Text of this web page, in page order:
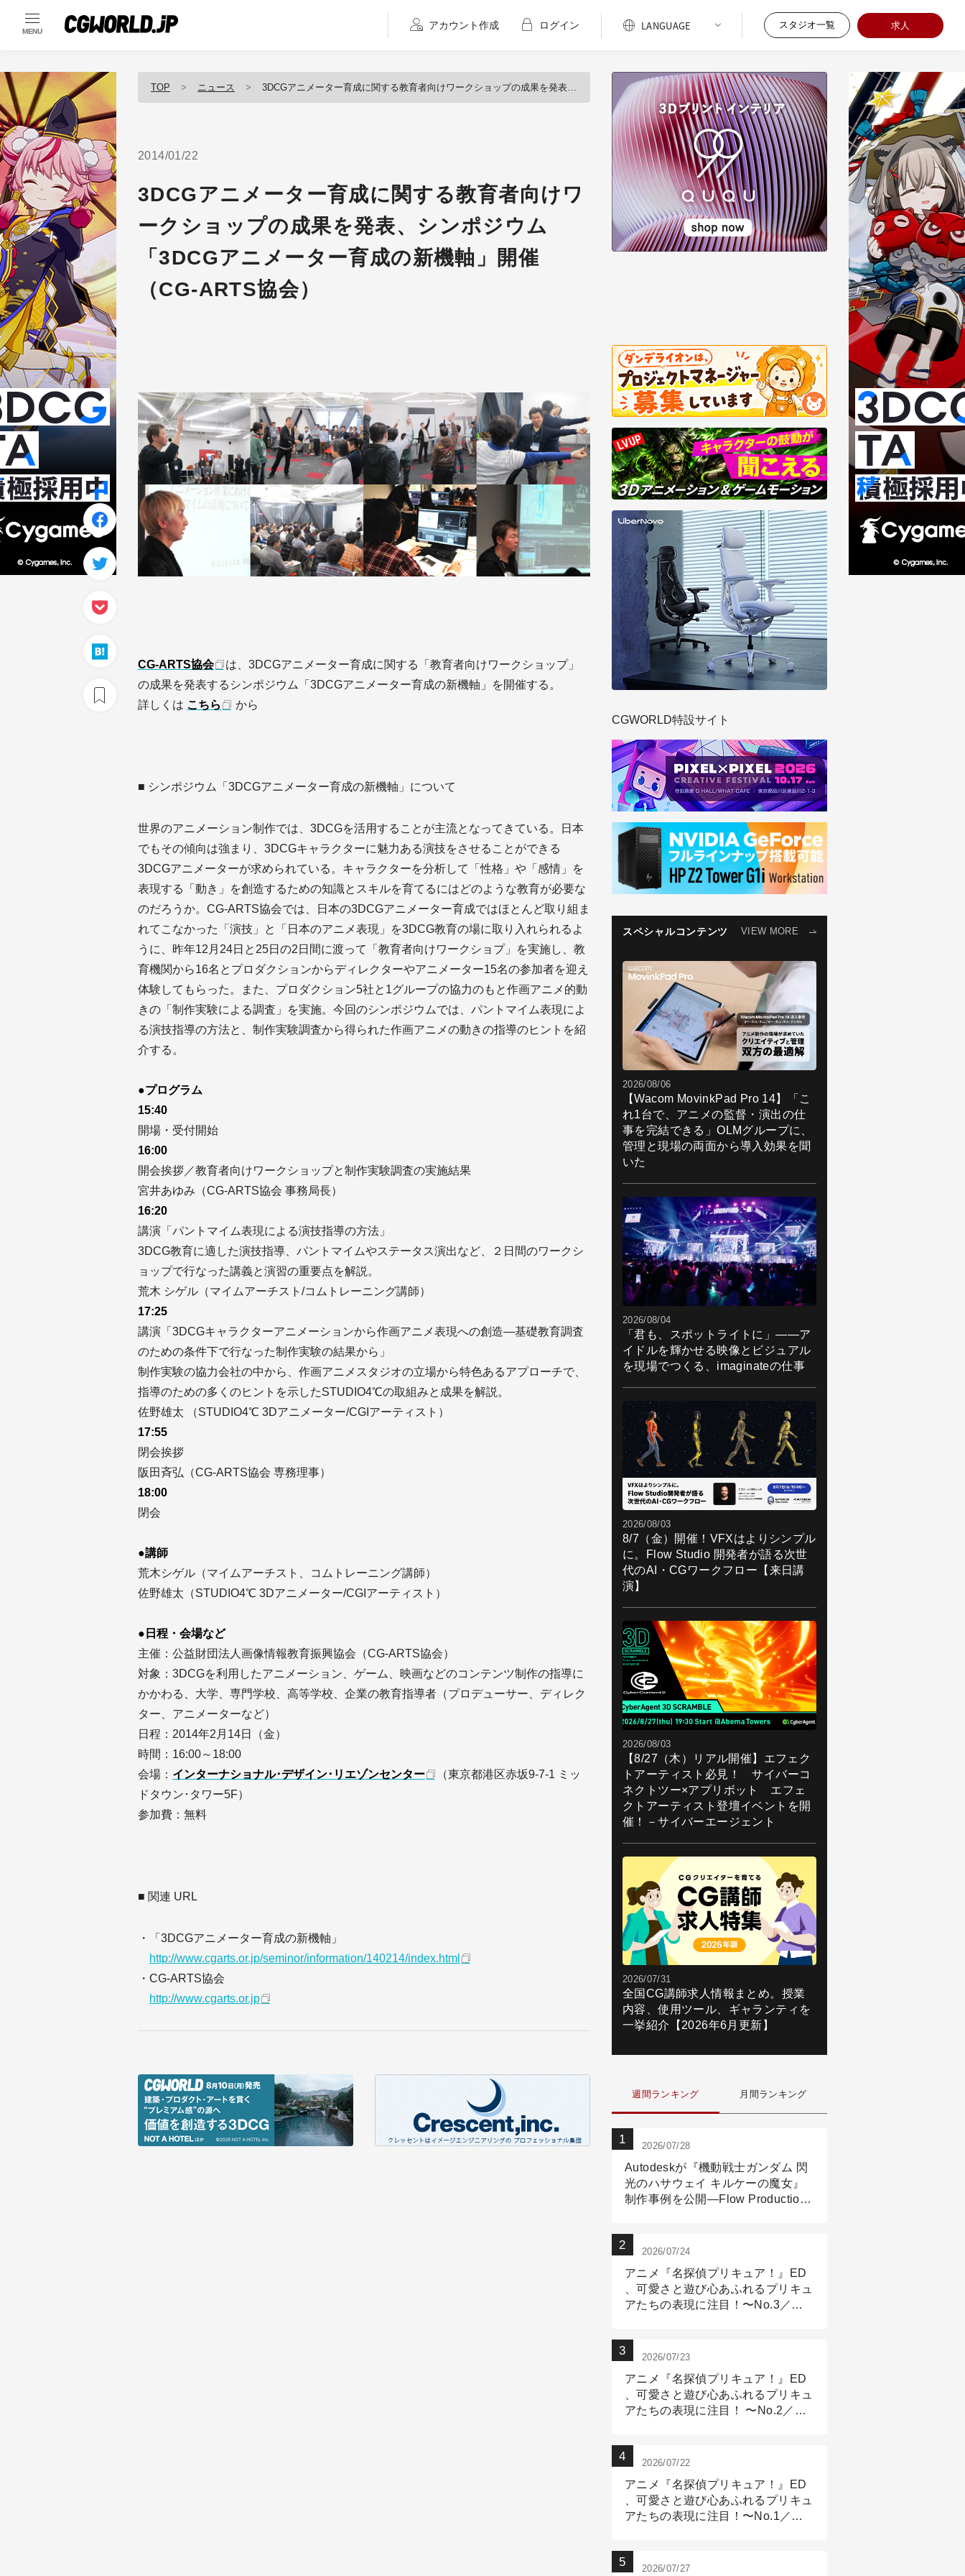
MENU
アカウント作成 ログイン スタジオ一覧 求人
TOP ニュース 3DCGアニメーター育成に関する教育者向けワークショップの成果を発表、シンポジウム「3DCGアニメーター育成の新機軸」開催（CG-ARTS協会）
2014/01/22
3DCGアニメーター育成に関する教育者向けワ
ークショップの成果を発表、シンポジウム
「3DCGアニメーター育成の新機軸」開催
（CG-ARTS協会）
CG-ARTS協会
は、3DCGアニメーター育成に関する「教育者向けワークショップ」
の成果を発表するシンポジウム「3DCGアニメーター育成の新機軸」を開催する。
詳しくは こちら から
■ シンポジウム「3DCGアニメーター育成の新機軸」について
世界のアニメーション制作では、3DCGを活用することが主流となってきている。日本
でもその傾向は強まり、3DCGキャラクターに魅力ある演技をさせることができる
3DCGアニメーターが求められている。キャラクターを分析して「性格」や「感情」を
表現する「動き」を創造するための知識とスキルを育てるにはどのような教育が必要な
のだろうか。CG-ARTS協会では、日本の3DCGアニメーター育成ではほとんど取り組ま
れてこなかった「演技」と「日本のアニメ表現」を3DCG教育の場に取り入れられるよ
うに、昨年12月24日と25日の2日間に渡って「教育者向けワークショプ」を実施し、教
育機関から16名とプロダクションからディレクターやアニメーター15名の参加者を迎え
体験してもらった。また、プロダクション5社と1グループの協力のもと作画アニメ的動
きの「制作実験による調査」を実施。今回のシンポジウムでは、パントマイム表現によ
る演技指導の方法と、制作実験調査から得られた作画アニメの動きの指導のヒントを紹
介する。
●プログラム
15:40
開場・受付開始
16:00
開会挨拶／教育者向けワークショップと制作実験調査の実施結果
宮井あゆみ（CG-ARTS協会 事務局長）
16:20
講演「パントマイム表現による演技指導の方法」
3DCG教育に適した演技指導、パントマイムやステータス演出など、２日間のワークシ
ョップで行なった講義と演習の重要点を解説。
荒木 シゲル（マイムアーチスト/コムトレーニング講師）
17:25
講演「3DCGキャラクターアニメーションから作画アニメ表現への創造―基礎教育調査
のための条件下で行なった制作実験の結果から」
制作実験の協力会社の中から、作画アニメスタジオの立場から特色あるアプローチで、
指導のための多くのヒントを示したSTUDIO4℃の取組みと成果を解説。
佐野雄太 （STUDIO4℃ 3Dアニメーター/CGIアーティスト）
17:55
閉会挨拶
阪田斉弘（CG-ARTS協会 専務理事）
18:00
閉会
●講師
荒木シゲル（マイムアーチスト、コムトレーニング講師）
佐野雄太（STUDIO4℃ 3Dアニメーター/CGIアーティスト）
●日程・会場など
主催：公益財団法人画像情報教育振興協会（CG-ARTS協会）
対象：3DCGを利用したアニメーション、ゲーム、映画などのコンテンツ制作の指導に
かかわる、大学、専門学校、高等学校、企業の教育指導者（プロデューサー、ディレク
ター、アニメーターなど）
日程：2014年2月14日（金）
時間：16:00～18:00
会場： インターナショナル･デザイン･リエゾンセンター
（東京都港区赤坂9-7-1 ミッ
ドタウン･タワー5F）
参加費：無料
■ 関連 URL
・「3DCGアニメーター育成の新機軸」
http://www.cgarts.or.jp/seminor/information/140214/index.html
・CG-ARTS協会
http://www.cgarts.or.jp
CGWORLD特設サイト
スペシャルコンテンツ VIEW MORE
2026/08/06
【Wacom MovinkPad Pro 14】「こ
れ1台で、アニメの監督・演出の仕
事を完結できる」OLMグループに、
管理と現場の両面から導入効果を聞
いた
2026/08/04
「君も、スポットライトに」――ア
イドルを輝かせる映像とビジュアル
を現場でつくる、imaginateの仕事
2026/08/03
8/7（金）開催！VFXはよりシンプル
に。Flow Studio 開発者が語る次世
代のAI・CGワークフロー【来日講
演】
2026/08/03
【8/27（木）リアル開催】エフェク
トアーティスト必見！ サイバーコ
ネクトツー×アプリボット エフェ
クトアーティスト登壇イベントを開
催！－サイバーエージェント
2026/07/31
全国CG講師求人情報まとめ。授業
内容、使用ツール、ギャランティを
一挙紹介【2026年6月更新】
週間ランキング 月間ランキング
2026/07/28
Autodeskが『機動戦士ガンダム 閃
光のハサウェイ キルケーの魔女』
制作事例を公開―Flow Production
2026/07/24
アニメ『名探偵プリキュア！』ED
、可愛さと遊び心あふれるプリキュ
アたちの表現に注目！〜No.3／ア
2026/07/23
アニメ『名探偵プリキュア！』ED
、可愛さと遊び心あふれるプリキュ
アたちの表現に注目！ 〜No.2／モ
2026/07/22
アニメ『名探偵プリキュア！』ED
、可愛さと遊び心あふれるプリキュ
アたちの表現に注目！〜No.1／演
2026/07/27